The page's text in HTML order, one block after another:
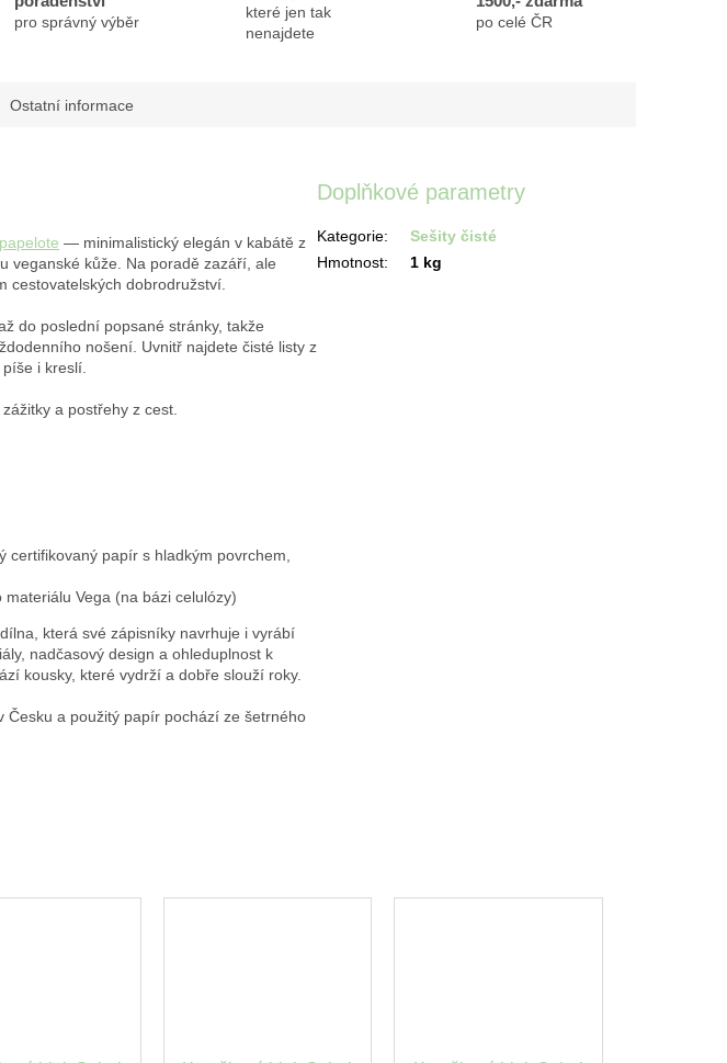
pro správný výběr
které jen tak
nenajdete
po celé ČR
Ostatní informace
papelote — minimalistický elegán v kabátě z
veganské kůže. Na poradě zazáří, ale
cestovatelských dobrodružství.
do poslední popsané stránky, takže
nošení. Uvnitř najdete čisté listy z
i kreslí.
a postřehy z cest.
certifikovaný papír s hladkým povrchem,
Vega (na bázi celulózy)
která své zápisníky navrhuje i vyrábí
nadčasový design a ohleduplnost k
kousky, které vydrží a dobře slouží roky.
Česku a použitý papír pochází ze šetrného
Doplňkové parametry
Kategorie:
Sešity čisté
Hmotnost: 1 kg